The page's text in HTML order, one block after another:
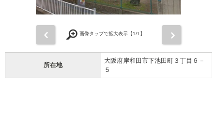
画像タップで拡大表示【1/1】
所在地
大阪府岸和田市下池田町３丁目６－
５